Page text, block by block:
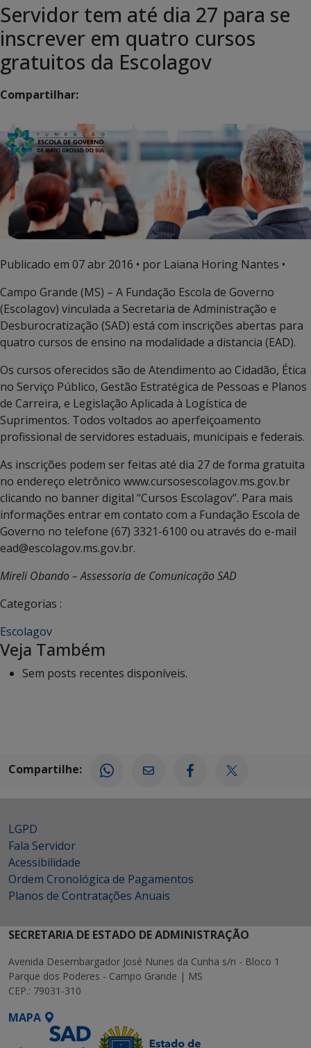
Servidor tem até dia 27 para se
inscrever em quatro cursos
gratuitos da Escolagov
Compartilhar:
Publicado em 07 abr 2016 • por Laiana Horing Nantes •
Campo Grande (MS) – A Fundação Escola de Governo
(Escolagov) vinculada a Secretaria de Administração e
Desburocratização (SAD) está com inscrições abertas para
quatro cursos de ensino na modalidade a distancia (EAD).
Os cursos oferecidos são de Atendimento ao Cidadão, Ética
no Serviço Público, Gestão Estratégica de Pessoas e Planos
de Carreira, e Legislação Aplicada à Logística de
Suprimentos. Todos voltados ao aperfeiçoamento
profissional de servidores estaduais, municipais e federais.
As inscrições podem ser feitas até dia 27 de forma gratuita
no endereço eletrônico www.cursosescolagov.ms.gov.br
clicando no banner digital “Cursos Escolagov”. Para mais
informações entrar em contato com a Fundação Escola de
Governo no telefone (67) 3321-6100 ou através do e-mail
ead@escolagov.ms.gov.br.
Mireli Obando – Assessoria de Comunicação SAD
Categorias :
Escolagov
Veja Também
Sem posts recentes disponíveis.
Compartilhe:
LGPD
Fala Servidor
Acessibilidade
Ordem Cronológica de Pagamentos
Planos de Contratações Anuais
SECRETARIA DE ESTADO DE ADMINISTRAÇÃO
Avenida Desembargador José Nunes da Cunha s/n - Bloco 1
Parque dos Poderes - Campo Grande | MS
CEP.: 79031-310
MAPA